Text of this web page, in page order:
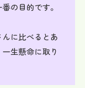
の目的です。
に比べるとあ
生懸命に取り